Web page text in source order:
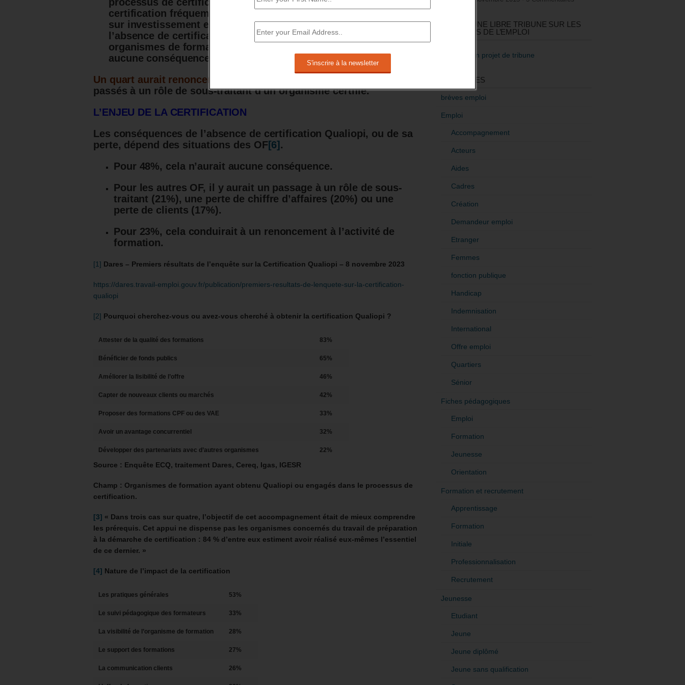
certification fréquemment cités, souvent associés à un retour
sur investissement estimé comme insuffisant. »« Les effets de
l’absence de certification sont très divers. Près de la moitié des
organismes de formation non certifiés Qualiopi n’anticipent
aucune conséquence à moyen ou long terme. » – Dares.
Un quart aurait renoncer à l’activité de formation
passés à un rôle de sous-traitant d’un organisme certifié.
L’ENJEU DE LA CERTIFICATION
Les conséquences de l’absence de certification Qualiopi, ou de sa
perte, dépend des situations des OF [6] .
Pour 48%, cela n’aurait aucune conséquence.
Pour les autres OF, il y aurait un passage à un rôle de sous-
traitant (21%), une perte de chiffre d’affaires (20%) ou une
perte de clients (17%).
Pour 23%, cela conduirait à un renoncement à l’activité de
formation.
[1] Dares – Premiers résultats de l’enquête sur la Certification Qualiopi – 8 novembre 2023
https://dares.travail-emploi.gouv.fr/publication/premiers-resultats-de-lenquete-sur-la-certification-
qualiopi
[2] Pourquoi cherchez-vous ou avez-vous cherché à obtenir la certification Qualiopi ?
Attester de la qualité des formations 83%
Bénéficier de fonds publics 65%
Améliorer la lisibilité de l’offre 46%
Capter de nouveaux clients ou marchés 42%
Proposer des formations CPF ou des VAE 33%
Avoir un avantage concurrentiel 32%
Développer des partenariats avec d’autres organismes 22%
Source : Enquête ECQ, traitement Dares, Cereq, Igas, IGESR
Champ : Organismes de formation ayant obtenu Qualiopi ou engagés dans le processus de
certification.
[3] « Dans trois cas sur quatre, l’objectif de cet accompagnement était de mieux comprendre
les prérequis. Cet appui ne dispense pas les organismes concernés du travail de préparation
à la démarche de certification : 84 % d’entre eux estiment avoir réalisé eux-mêmes l’essentiel
de ce dernier. »
[4] Nature de l’impact de la certification
Les pratiques générales 53%
Le suivi pédagogique des formateurs 33%
La visibilité de l’organisme de formation 28%
Le support des formations 27%
La communication clients 26%
RÉDIGEZ UNE LIBRE TRIBUNE SUR LES
POLITIQUES DE L’EMPLOI
>Décrire mon projet de tribune
CATÉGORIES
brèves emploi
Emploi
Accompagnement
Acteurs
Aides
Cadres
Création
Demandeur emploi
Etranger
Femmes
fonction publique
Handicap
Indemnisation
International
Offre emploi
Quartiers
Sénior
Fiches pédagogiques
Emploi
Formation
Jeunesse
Orientation
Formation et recrutement
Apprentissage
Formation
Initiale
Professionnalisation
Recrutement
Jeunesse
Etudiant
Jeune
Jeune diplômé
Jeune sans qualification